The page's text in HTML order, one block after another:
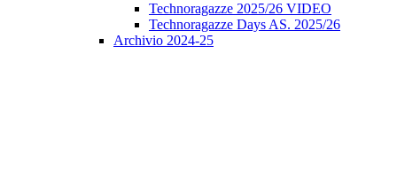
Technoragazze 2025/26 VIDEO
Technoragazze Days AS. 2025/26
Archivio 2024-25